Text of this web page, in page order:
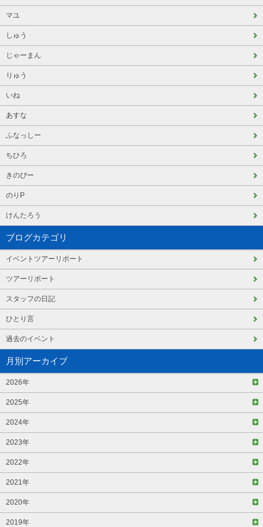
マユ
しゅう
じゃーまん
りゅう
いね
あすな
ふなっしー
ちひろ
きのぴー
のりP
けんたろう
ブログカテゴリ
イベントツアーリポート
ツアーリポート
スタッフの日記
ひとり言
過去のイベント
月別アーカイブ
2026年
2025年
2024年
2023年
2022年
2021年
2020年
2019年